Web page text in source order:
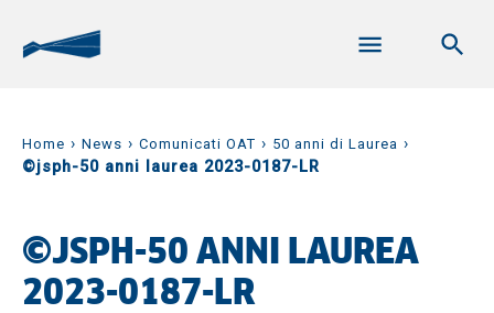
Home › News › Comunicati OAT › 50 anni di Laurea ›
©jsph-50 anni laurea 2023-0187-LR
©JSPH-50 ANNI LAUREA
2023-0187-LR